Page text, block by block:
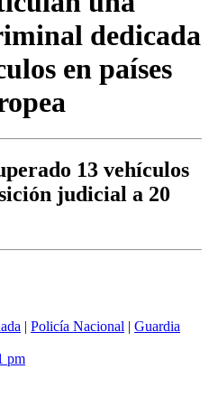
dedicada
en países
13 vehículos
judicial a 20
| Policía Nacional | Guardia
pm